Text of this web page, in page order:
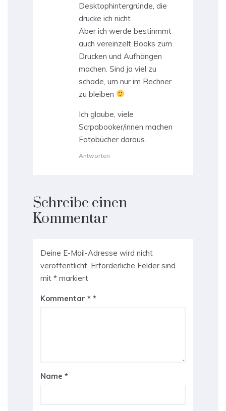
Desktophintergründe, die
drucke ich nicht.
Aber ich werde bestinmmt
auch vereinzelt Books zum
Drucken und Aufhängen
machen. Sind ja viel zu
schade, um nur im Rechner
zu bleiben
Ich glaube, viele
Scrpabooker/innen machen
Fotobücher daraus.
Antworten
Schreibe einen
Kommentar
Deine E-Mail-Adresse wird nicht
veröffentlicht. Erforderliche Felder sind
mit * markiert
Kommentar *
Name *